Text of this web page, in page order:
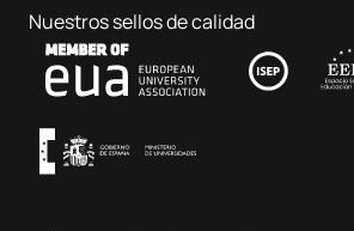
Ciencias de la Educación
Música y Artes Escénicas
Fab Lab UAX
Aulas de Música
Contacto
Condiciones y términos del servicio
Sistema interno de garantía de calidad
Nuestros sellos de calidad